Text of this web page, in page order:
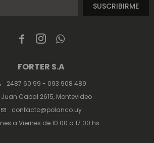
  
FORTER S.A
2487 60 99 - 093 908 489
Juan Cabal 2615, Montevideo
contacto@polanco.uy
a Viernes de 10:00 a 17:00 hs
SUSCRIBIRME